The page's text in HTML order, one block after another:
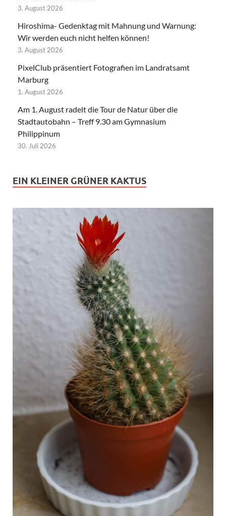
3. August 2026
Hiroshima- Gedenktag mit Mahnung und Warnung:
Wir werden euch nicht helfen können!
3. August 2026
PixelClub präsentiert Fotografien im Landratsamt
Marburg
1. August 2026
Am 1. August radelt die Tour de Natur über die
Stadtautobahn – Treff 9.30 am Gymnasium
Philippinum
30. Juli 2026
EIN KLEINER GRÜNER KAKTUS